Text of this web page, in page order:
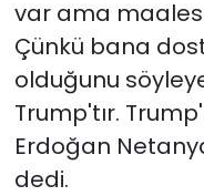
var ama
Çünkü bana
olduğunu
Trump'tır.
Erdoğan
dedi.